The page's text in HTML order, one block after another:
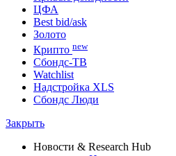
Портфель
Консенсусы
Поиск облигаций (ИИ)
Кривые доходности
ЦФА
Best bid/ask
Золото
Крипто new
Watchlist
Сбондс Люди